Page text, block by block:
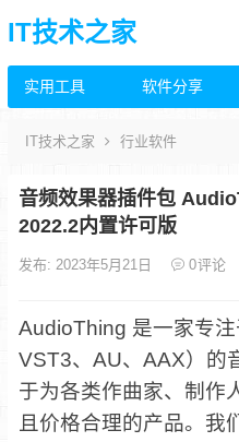
IT技术之家
实用工具 软件分享
IT技术之家 行业软件
音频效果器插件包
2022.2内置许可版
发布: 2023年5月21日 0评论
AudioThing 是一家专注
VST3、AU、AAX）的
于为各类作曲家、制作
且价格合理的产品。我